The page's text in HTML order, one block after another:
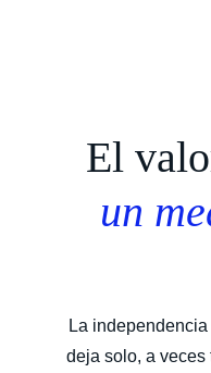
El
un
La
deja solo, a veces